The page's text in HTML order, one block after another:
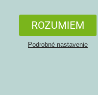
ROZUMIEM
Podrobné nastavenie